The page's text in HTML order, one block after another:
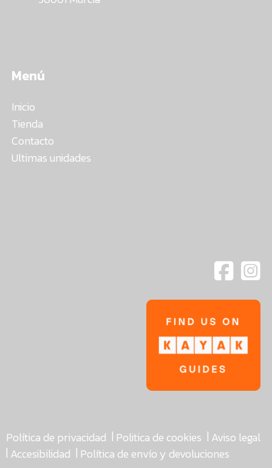
Menú
Inicio
Tienda
Contacto
Ultimas unidades
Política de privacidad | Politica de cookies | Aviso legal
| Accesibilidad | Política de envío y devoluciones